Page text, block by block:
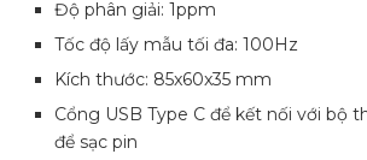
Độ phân giải: 1ppm
Tốc độ lấy mẫu tối đa: 100Hz
Kích thước: 85x60x35 mm
Cổng USB Type C để kết nối với bộ
để sạc pin